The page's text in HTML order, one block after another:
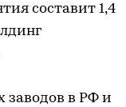
составит 1,4
заводов в РФ и